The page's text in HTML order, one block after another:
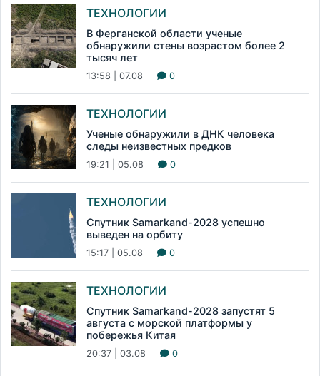
ТЕХНОЛОГИИ
В Ферганской области ученые
обнаружили стены возрастом более 2
тысяч лет
13:58 | 07.08 0
ТЕХНОЛОГИИ
Ученые обнаружили в ДНК человека
следы неизвестных предков
19:21 | 05.08 0
ТЕХНОЛОГИИ
Спутник Samarkand-2028 успешно
выведен на орбиту
15:17 | 05.08 0
ТЕХНОЛОГИИ
Спутник Samarkand-2028 запустят 5
августа с морской платформы у
побережья Китая
20:37 | 03.08 0